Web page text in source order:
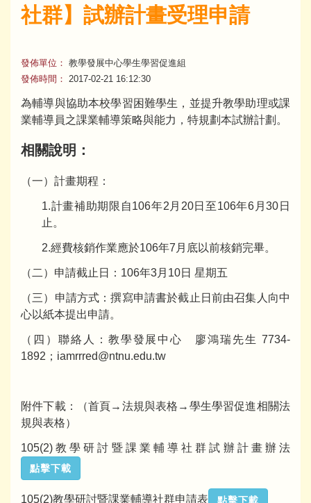
社群】試辦計畫受理申請
發佈單位： 教學發展中心學生學習促進組
發佈時間：
2017-02-21 16:12:30
為輔導與協助本校學習困難學生，並提升教學助理或課
業輔導員之課業輔導策略與能力，特規劃本試辦計劃。
相關說明：
（一）計畫期程：
1.計畫補助期限自106年2月20日至106年6月30日
止。
2.經費核銷作業應於106年7月底以前核銷完畢。
（二）申請截止日：106年3月10日 星期五
（三）申請方式：撰寫申請書於截止日前由召集人向中
心以紙本提出申請。
（四）聯絡人：教學發展中心 廖鴻瑞先生 7734-
1892；iamrrred@ntnu.edu.tw
附件下載：（首頁→法規與表格→學生學習促進相關法
規與表格）
105(2)教學研討暨課業輔導社群試辦計畫辦法
點擊下載
105(2)教學研討暨課業輔導社群申請表 點擊下載